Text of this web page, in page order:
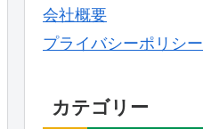
会社概要
プライバシーポリシー
カテゴリー